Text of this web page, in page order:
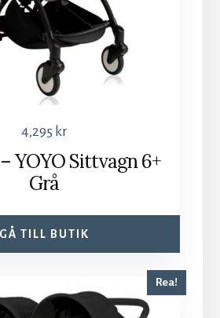
4,295 kr
YOYO Sittvagn 6+
Grå
GÅ TILL BUTIK
Rea!